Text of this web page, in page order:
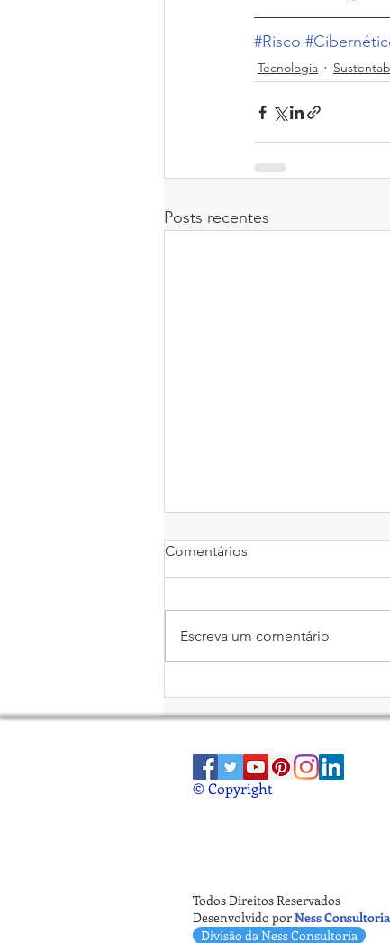
#Risco
Tecnologia
Posts recentes
Feminino
Comentários
Escreva um comentário
© Copyright
Divisão da Ness Consultoria
Todos Direitos Reservados
Desenvolvido porNess Consultoria